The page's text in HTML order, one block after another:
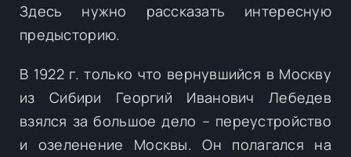
Здесь нужно рассказать интересную
предысторию.
В 1922 г. только что вернувшийся в Москву
из Сибири Георгий Иванович Лебедев
взялся за большое дело – переустройство
и озеленение Москвы. Он полагался на